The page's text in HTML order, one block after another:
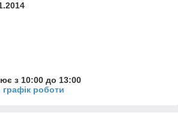
з 10:00 до 13:00
роботи